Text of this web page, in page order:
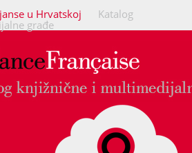
u Hrvatskoj
Katalog
građe